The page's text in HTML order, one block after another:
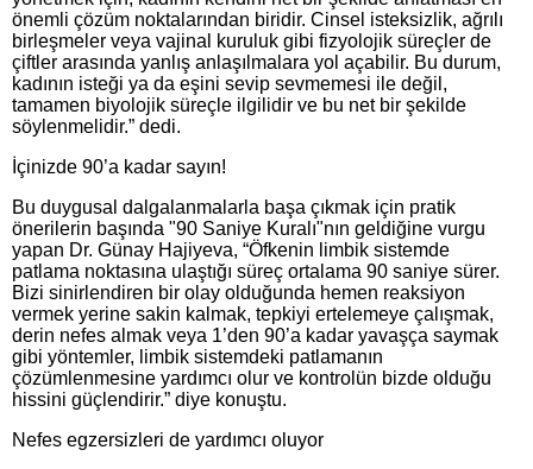
önemli çözüm noktalarından biridir. Cinsel isteksizlik, ağrılı
birleşmeler veya vajinal kuruluk gibi fizyolojik süreçler de
çiftler arasında yanlış anlaşılmalara yol açabilir. Bu durum,
kadının isteği ya da eşini sevip sevmemesi ile değil,
tamamen biyolojik süreçle ilgilidir ve bu net bir şekilde
söylenmelidir.” dedi.
İçinizde 90’a kadar sayın!
Bu duygusal dalgalanmalarla başa çıkmak için pratik
önerilerin başında "90 Saniye Kuralı"nın geldiğine vurgu
yapan Dr. Günay Hajiyeva, “Öfkenin limbik sistemde
patlama noktasına ulaştığı süreç ortalama 90 saniye sürer.
Bizi sinirlendiren bir olay olduğunda hemen reaksiyon
vermek yerine sakin kalmak, tepkiyi ertelemeye çalışmak,
derin nefes almak veya 1’den 90’a kadar yavaşça saymak
gibi yöntemler, limbik sistemdeki patlamanın
çözümlenmesine yardımcı olur ve kontrolün bizde olduğu
hissini güçlendirir.” diye konuştu.
Nefes egzersizleri de yardımcı oluyor